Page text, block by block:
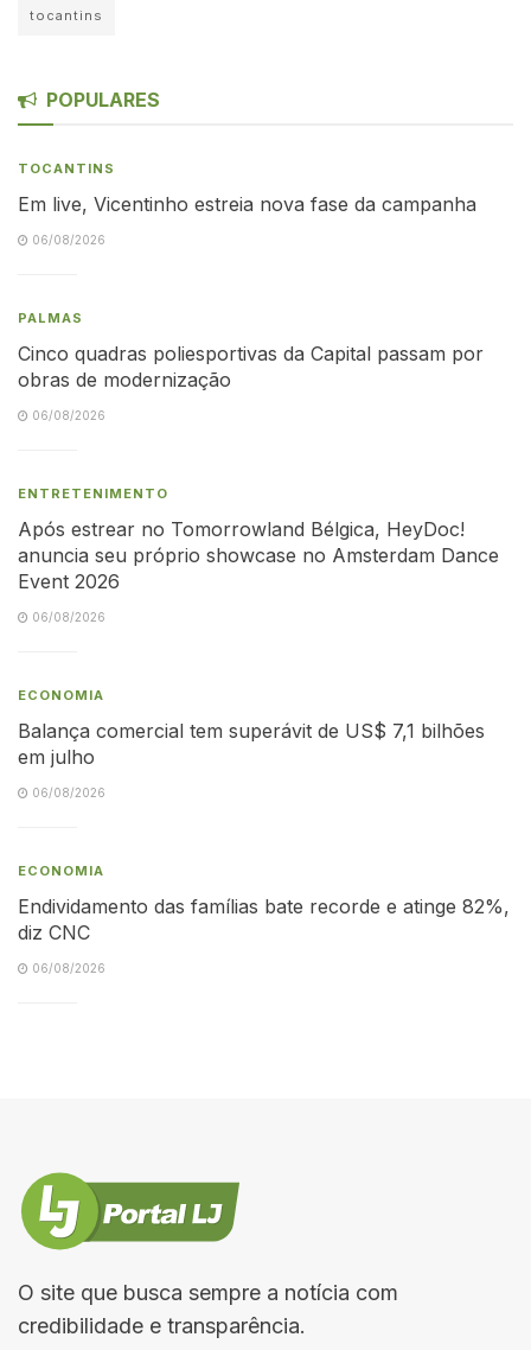
tocantins
POPULARES
TOCANTINS
Em live, Vicentinho estreia nova fase da campanha
06/08/2026
PALMAS
Cinco quadras poliesportivas da Capital passam por
obras de modernização
06/08/2026
ENTRETENIMENTO
Após estrear no Tomorrowland Bélgica, HeyDoc!
anuncia seu próprio showcase no Amsterdam Dance
Event 2026
06/08/2026
ECONOMIA
Balança comercial tem superávit de US$ 7,1 bilhões
em julho
06/08/2026
ECONOMIA
Endividamento das famílias bate recorde e atinge 82%,
diz CNC
06/08/2026
O site que busca sempre a notícia com
credibilidade e transparência.